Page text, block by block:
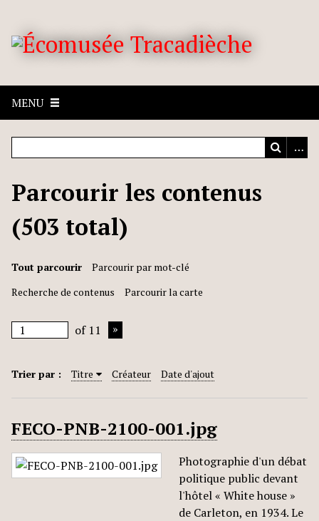
MENU
Parcourir les contenus
(503 total)
Tout parcourir
Parcourir par mot-clé
Recherche de contenus
Parcourir la carte
of 11
Trier par : Titre Créateur Date d'ajout
FECO-PNB-2100-001.jpg
Photographie d'un débat
politique public devant
l'hôtel « White house »
de Carleton, en 1934. Le